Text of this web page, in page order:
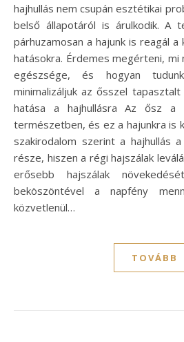
hajhullás nem csupán esztétikai
belső állapotáról is árulkodik. A
párhuzamosan a hajunk is reagál
hatásokra. Érdemes megérteni, mi
egészsége, és hogyan
minimalizáljuk az ősszel
hatása a hajhullásra Az ősz a
természetben, és ez a hajunkra is
szakirodalom szerint a hajhullás
része, hiszen a régi hajszálak
erősebb hajszálak
beköszöntével a napfény
közvetlenül…
TOVÁBB